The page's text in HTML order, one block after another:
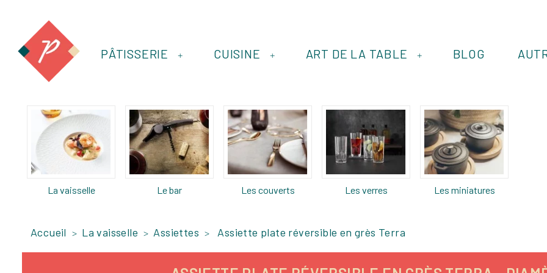
+
PÂTISSERIE +
CUISINE +
ART DE LA TABLE BLOG
La vaisselle Le bar Les couverts Les verres Les miniatures
Accueil La vaisselle Assiettes Assiette plate réversible en grès Terra